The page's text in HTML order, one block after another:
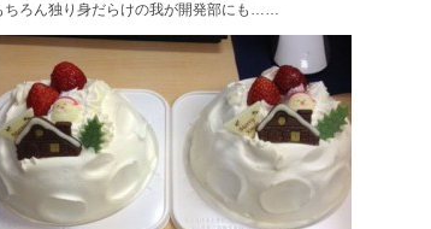
ちろん独り身だらけの我が開発部にも……